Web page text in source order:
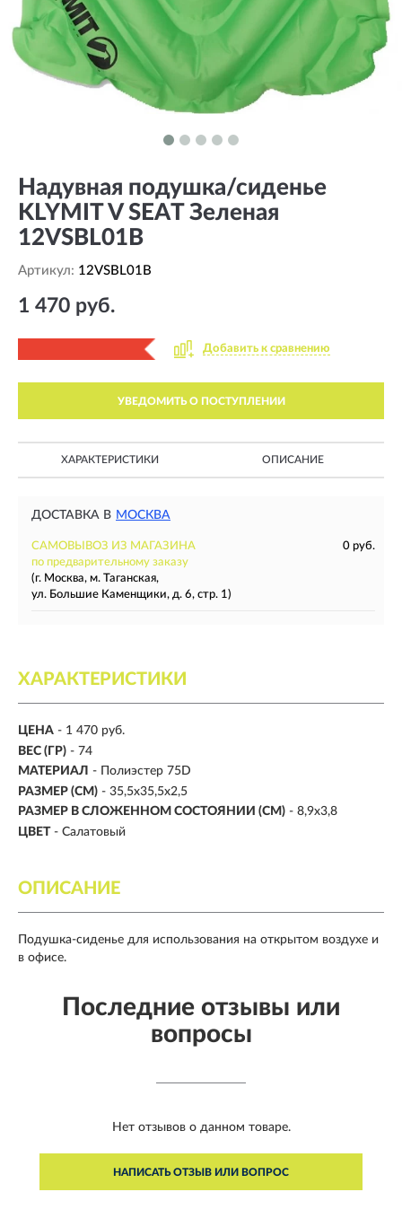
Надувная подушка/сиденье
KLYMIT V SEAT Зеленая
12VSBL01B
Артикул: 12VSBL01B
1 470 руб.
Добавить к сравнению
УВЕДОМИТЬ О ПОСТУПЛЕНИИ
ХАРАКТЕРИСТИКИ ОПИСАНИЕ
ДОСТАВКА В МОСКВА
САМОВЫВОЗ ИЗ МАГАЗИНА
0 руб.
по предварительному заказу
(г. Москва, м. Таганская,
ул. Большие Каменщики, д. 6, стр. 1)
ХАРАКТЕРИСТИКИ
ЦЕНА - 1 470 руб.
ВЕС (ГР) - 74
МАТЕРИАЛ -
Полиэстер 75D
РАЗМЕР (СМ) - 35,5х35,5х2,5
РАЗМЕР В СЛОЖЕННОМ СОСТОЯНИИ (СМ) - 8,9х3,8
ЦВЕТ - Салатовый
ОПИСАНИЕ
Подушка-сиденье для использования на открытом воздухе и
в офисе.
Последние отзывы или
вопросы
Нет отзывов о данном товаре.
НАПИСАТЬ ОТЗЫВ ИЛИ ВОПРОС